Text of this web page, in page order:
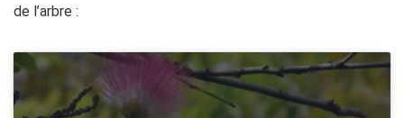
de l’arbre :